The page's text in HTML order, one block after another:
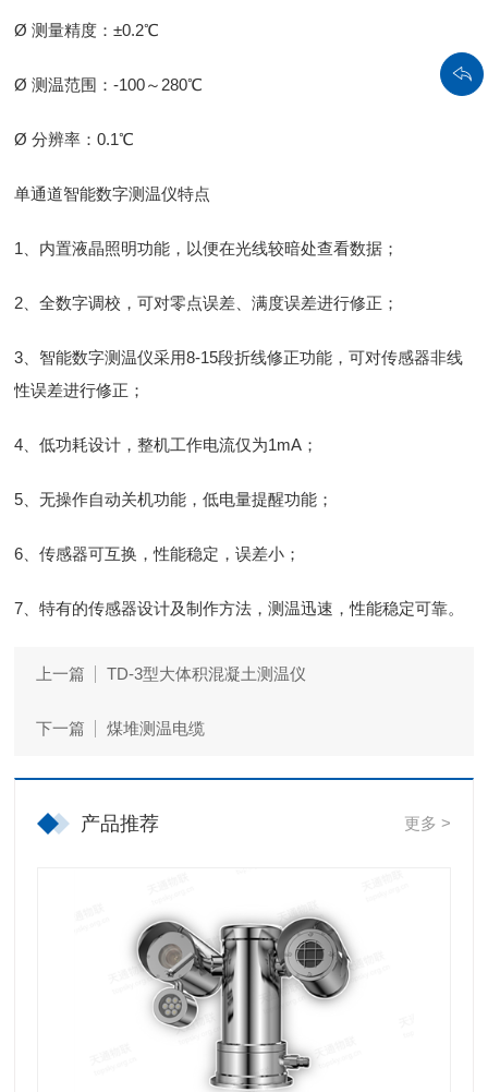
Ø 测量精度：±0.2℃
Ø 测温范围：-100～280℃
Ø 分辨率：0.1℃
单通道智能数字测温仪特点
1、内置液晶照明功能，以便在光线较暗处查看数据；
2、全数字调校，可对零点误差、满度误差进行修正；
3、智能数字测温仪采用8-15段折线修正功能，可对传感器非线
性误差进行修正；
4、低功耗设计，整机工作电流仅为1mA；
5、无操作自动关机功能，低电量提醒功能；
6、传感器可互换，性能稳定，误差小；
7、特有的传感器设计及制作方法，测温迅速，性能稳定可靠。
上一篇 TD-3型大体积混凝土测温仪
下一篇 煤堆测温电缆
产品推荐 更多 >